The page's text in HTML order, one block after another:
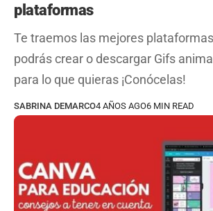
plataformas
Te traemos las mejores
podrás crear o descargar Gifs
para lo que quieras ¡Conócelas!
SABRINA DEMARCO4 AÑOS AGO6 MIN READ